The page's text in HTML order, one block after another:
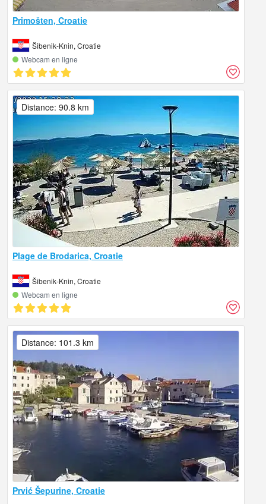
Primošten, Croatie
Šibenik-Knin, Croatie
Webcam en ligne
Plage de Brodarica, Croatie
Šibenik-Knin, Croatie
Webcam en ligne
Distance: 90.8 km
Prvić Šepurine, Croatie
Distance: 101.3 km